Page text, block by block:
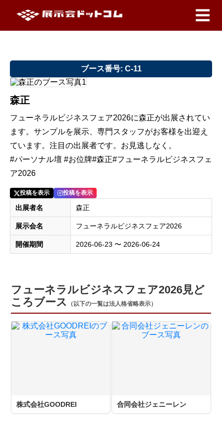
ブース番号: C-11
森正
フューネラルビジネスフェア2026に森正が出展されてい
ます。サンプルを展示、専門スタッフがお客様を出迎え
ています。注目の出展者です。お見逃しなく。
#パーソナル壇 #お位牌#森正#フューネラルビジネスフェ
ア2026
投稿を表示 投稿を表示
出展者名 森正
展示会名 フューネラルビジネスフェア2026
開催期間 2026-06-23 〜 2026-06-24
フューネラルビジネスフェア2026見ど
ころブース
（以下の一覧は法人格省略表示）
株式会社GOODREI 合同会社ジェニーレン